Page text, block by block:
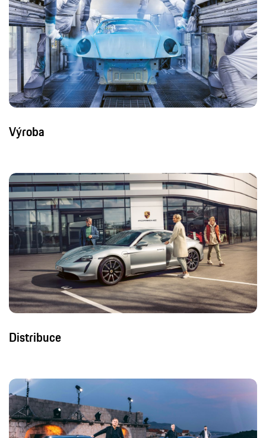
Výroba
Distribuce